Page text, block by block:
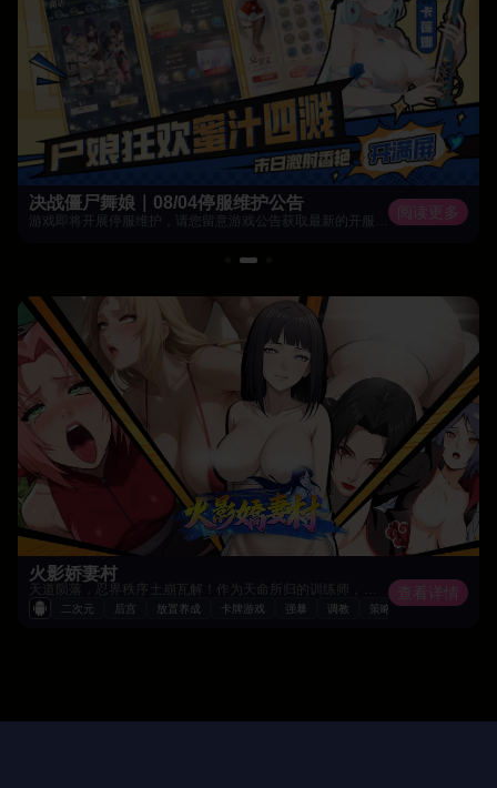
决战僵尸舞娘｜08/04停服维护公告 阅读更多
火影娇妻村
二次元 后宫 放置养成 卡牌游戏 强暴 调教 策略游戏
查看详情